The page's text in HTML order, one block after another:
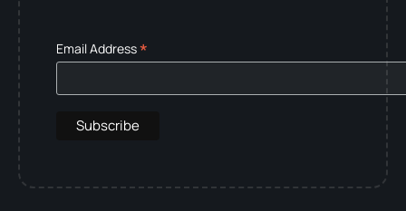
Email Address*